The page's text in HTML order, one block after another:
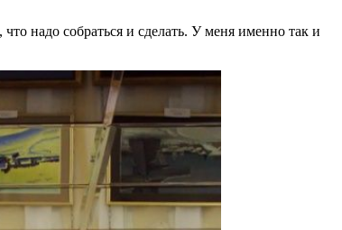
надо собраться и сделать. У меня именно так и